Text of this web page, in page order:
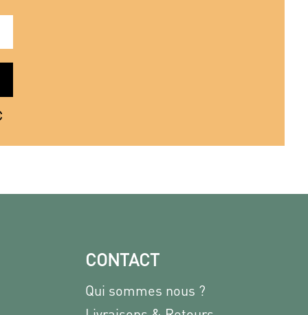
CONTACT
Qui sommes nous ?